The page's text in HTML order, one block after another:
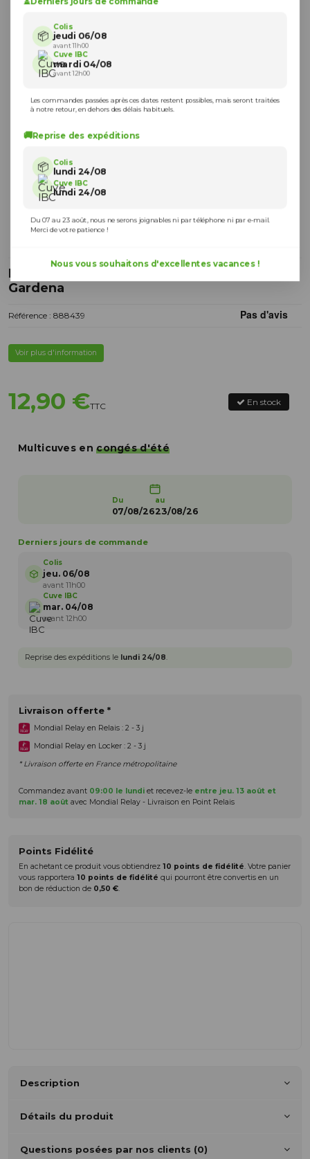
Nez de robinet Premium 33,3 mm (G 1'') -
Gardena
Référence : 888439
Voir plus d'information
12,90 €TTC En stock
Multicuves encongés d'été
Du
07/08/26
au
23/08/26
Derniers jours de commande
Colis
jeu. 06/08
avant 11h00
Cuve IBC
mar. 04/08
avant 12h00
Reprise des expéditions le lundi 24/08.
Livraison offerte *
Mondial Relay en Relais : 2 - 3 j
Mondial Relay en Locker : 2 - 3 j
* Livraison offerte en France métropolitaine
Commandez avant 09:00 le lundi et recevez-le entre jeu. 13 août et
mar. 18 août avec Mondial Relay - Livraison en Point Relais
Points Fidélité
En achetant ce produit vous obtiendrez 10 points de fidélité. Votre panier
vous rapportera 10 points de fidélité qui pourront être convertis en un
bon de réduction de 0,50 €.
Description
Détails du produit
Questions posées par nos clients (0)
📦
Colis
jeudi 06/08
avant 11h00
Cuve IBC
mardi 04/08
avant 12h00
Les commandes passées après ces dates restent possibles, mais seront traitées
à notre retour, en dehors des délais habituels.
🚚Reprise des expéditions
📦 Colis
lundi 24/08
Cuve IBC
lundi 24/08
Du 07 au 23 août, nous ne serons joignables ni par téléphone ni par e-mail.
Merci de votre patience !
Nous vous souhaitons d'excellentes vacances !